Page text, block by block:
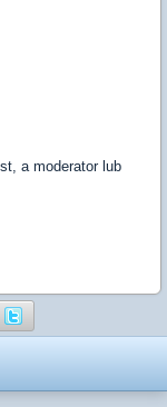
a moderator lub